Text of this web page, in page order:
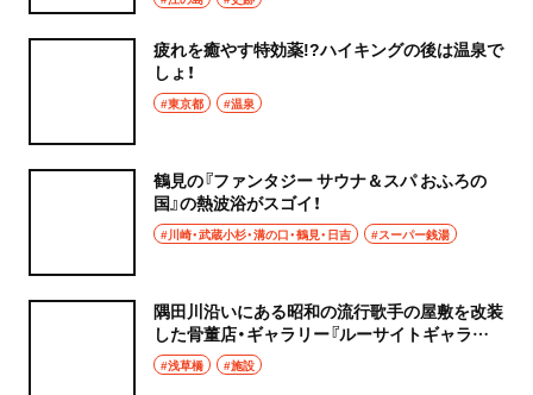
疲れを癒やす特効薬!?ハイキングの後は温泉で
しょ！
#東京都 #温泉
鶴見の『ファンタジー サウナ＆スパ おふろの
国』の熱波浴がスゴイ！
#川崎・武蔵小杉・溝の口・鶴見・日吉 #スーパー銭湯
隅田川沿いにある昭和の流行歌手の屋敷を改装
した骨董店・ギャラリー『ルーサイトギャラリ
ー（lucite gallery）』
#浅草橋 #施設